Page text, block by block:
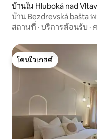
บ้านใน Hluboká nad
บ้าน Bezdrevská bašta
สถานที่ · บริการต้อนรับ ·
โดนใจเกสต์
โดนใจเกสต์